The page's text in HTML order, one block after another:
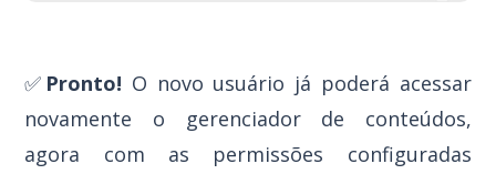
✅ Pronto! O novo usuário já poderá acessar
novamente o gerenciador de conteúdos,
agora com as permissões configuradas